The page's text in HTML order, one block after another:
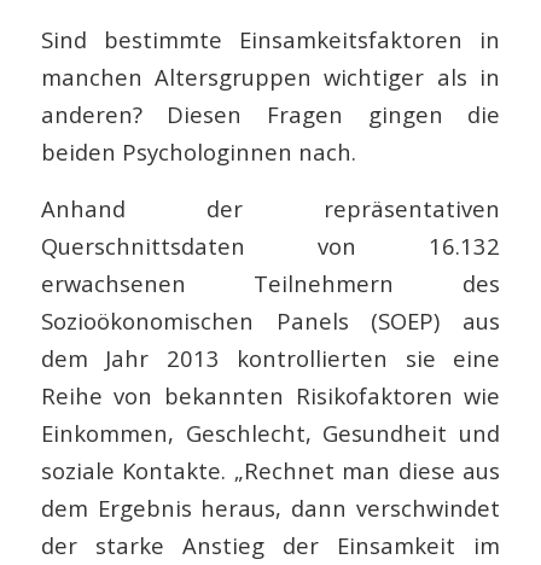
Sind bestimmte Einsamkeitsfaktoren in
manchen Altersgruppen wichtiger als in
anderen? Diesen Fragen gingen die
beiden Psychologinnen nach.
Anhand der repräsentativen
Querschnittsdaten von 16.132
erwachsenen Teilnehmern des
Sozioökonomischen Panels (SOEP) aus
dem Jahr 2013 kontrollierten sie eine
Reihe von bekannten Risikofaktoren wie
Einkommen, Geschlecht, Gesundheit und
soziale Kontakte. „Rechnet man diese aus
dem Ergebnis heraus, dann verschwindet
der starke Anstieg der Einsamkeit im